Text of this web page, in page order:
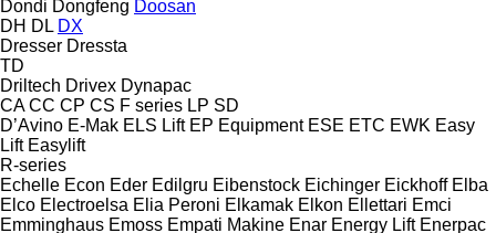
Dondi Dongfeng Doosan
DH DL DX
Dresser Dressta
TD
Driltech Drivex Dynapac
CA CC CP CS F series LP SD
D’Avino E-Mak ELS Lift EP Equipment ESE ETC EWK Easy
Lift Easylift
R-series
Echelle Econ Eder Edilgru Eibenstock Eichinger Eickhoff Elba
Elco Electroelsa Elia Peroni Elkamak Elkon Ellettari Emci
Emminghaus Emoss Empati Makine Enar Energy Lift Enerpac